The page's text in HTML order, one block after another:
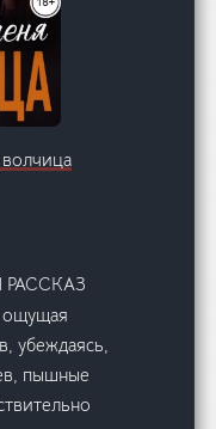
ощущая
убеждаясь,
пышные